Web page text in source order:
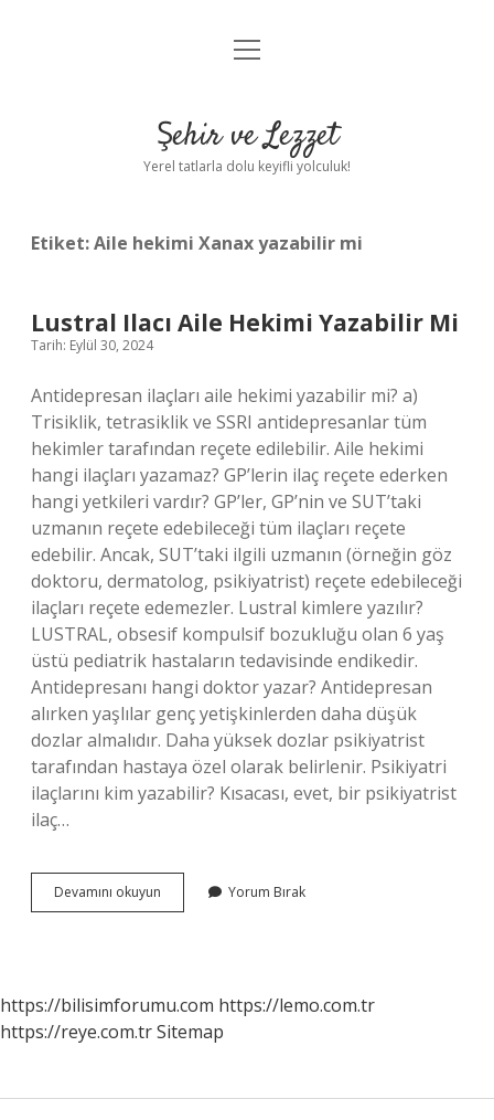
Anasayfa
Yasal Uyarı
menüyü
Şehir ve Lezzet
Yerel tatlarla dolu keyifli yolculuk!
Etiket:Aile hekimi Xanax yazabilir mi
Lustral Ilacı Aile Hekimi Yazabilir Mi
Tarih: Eylül 30, 2024
Antidepresan ilaçları aile hekimi yazabilir mi? a)
Trisiklik, tetrasiklik ve SSRI antidepresanlar tüm
hekimler tarafından reçete edilebilir. Aile hekimi
hangi ilaçları yazamaz? GP’lerin ilaç reçete ederken
hangi yetkileri vardır? GP’ler, GP’nin ve SUT’taki
uzmanın reçete edebileceği tüm ilaçları reçete
edebilir. Ancak, SUT’taki ilgili uzmanın (örneğin göz
doktoru, dermatolog, psikiyatrist) reçete edebileceği
ilaçları reçete edemezler. Lustral kimlere yazılır?
LUSTRAL, obsesif kompulsif bozukluğu olan 6 yaş
üstü pediatrik hastaların tedavisinde endikedir.
Antidepresanı hangi doktor yazar? Antidepresan
alırken yaşlılar genç yetişkinlerden daha düşük
dozlar almalıdır. Daha yüksek dozlar psikiyatrist
tarafından hastaya özel olarak belirlenir. Psikiyatri
ilaçlarını kim yazabilir? Kısacası, evet, bir psikiyatrist
ilaç…
Devamını okuyun
Ilacı
Yorum Bırak
https://bilisimforumu.com https://lemo.com.tr
https://reye.com.trSitemap